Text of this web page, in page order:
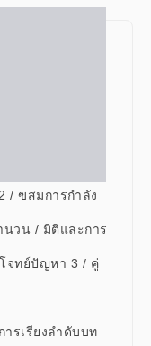
สตร์เพิ่มเติม
ร
มด 23 บทเรียน
ละความน่าจะ
ไปนี้ จำนวนและ
/ ฃสมการกำลัง
วน / มิติและการ
จทย์ปัญหา 3 / คู่
รเรียงลำดับบท